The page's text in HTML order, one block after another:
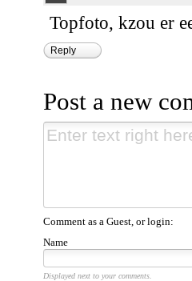
Topfoto, kzou er
Reply
Post a new
Comment as a Guest, or login:
Name
Displayed next to your comments.